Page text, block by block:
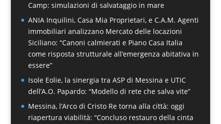
Camp: simulazioni di salvataggio in mare
ANIA Inquilini, Casa Mia Proprietari, e C.A.M. Agenti
immobiliari analizzano Mercato delle locazioni
Siciliano: “Canoni calmierati e Piano Casa Italia
come risposta strutturale all’emergenza abitativa in
essere”
Isole Eolie, la sinergia tra ASP di Messina e UTIC
dell’A.O. Papardo: “Modello di rete che salva vite”
Messina, l’Arco di Cristo Re torna alla città: oggi
riapertura viabilità: “Concluso restauro della cinta